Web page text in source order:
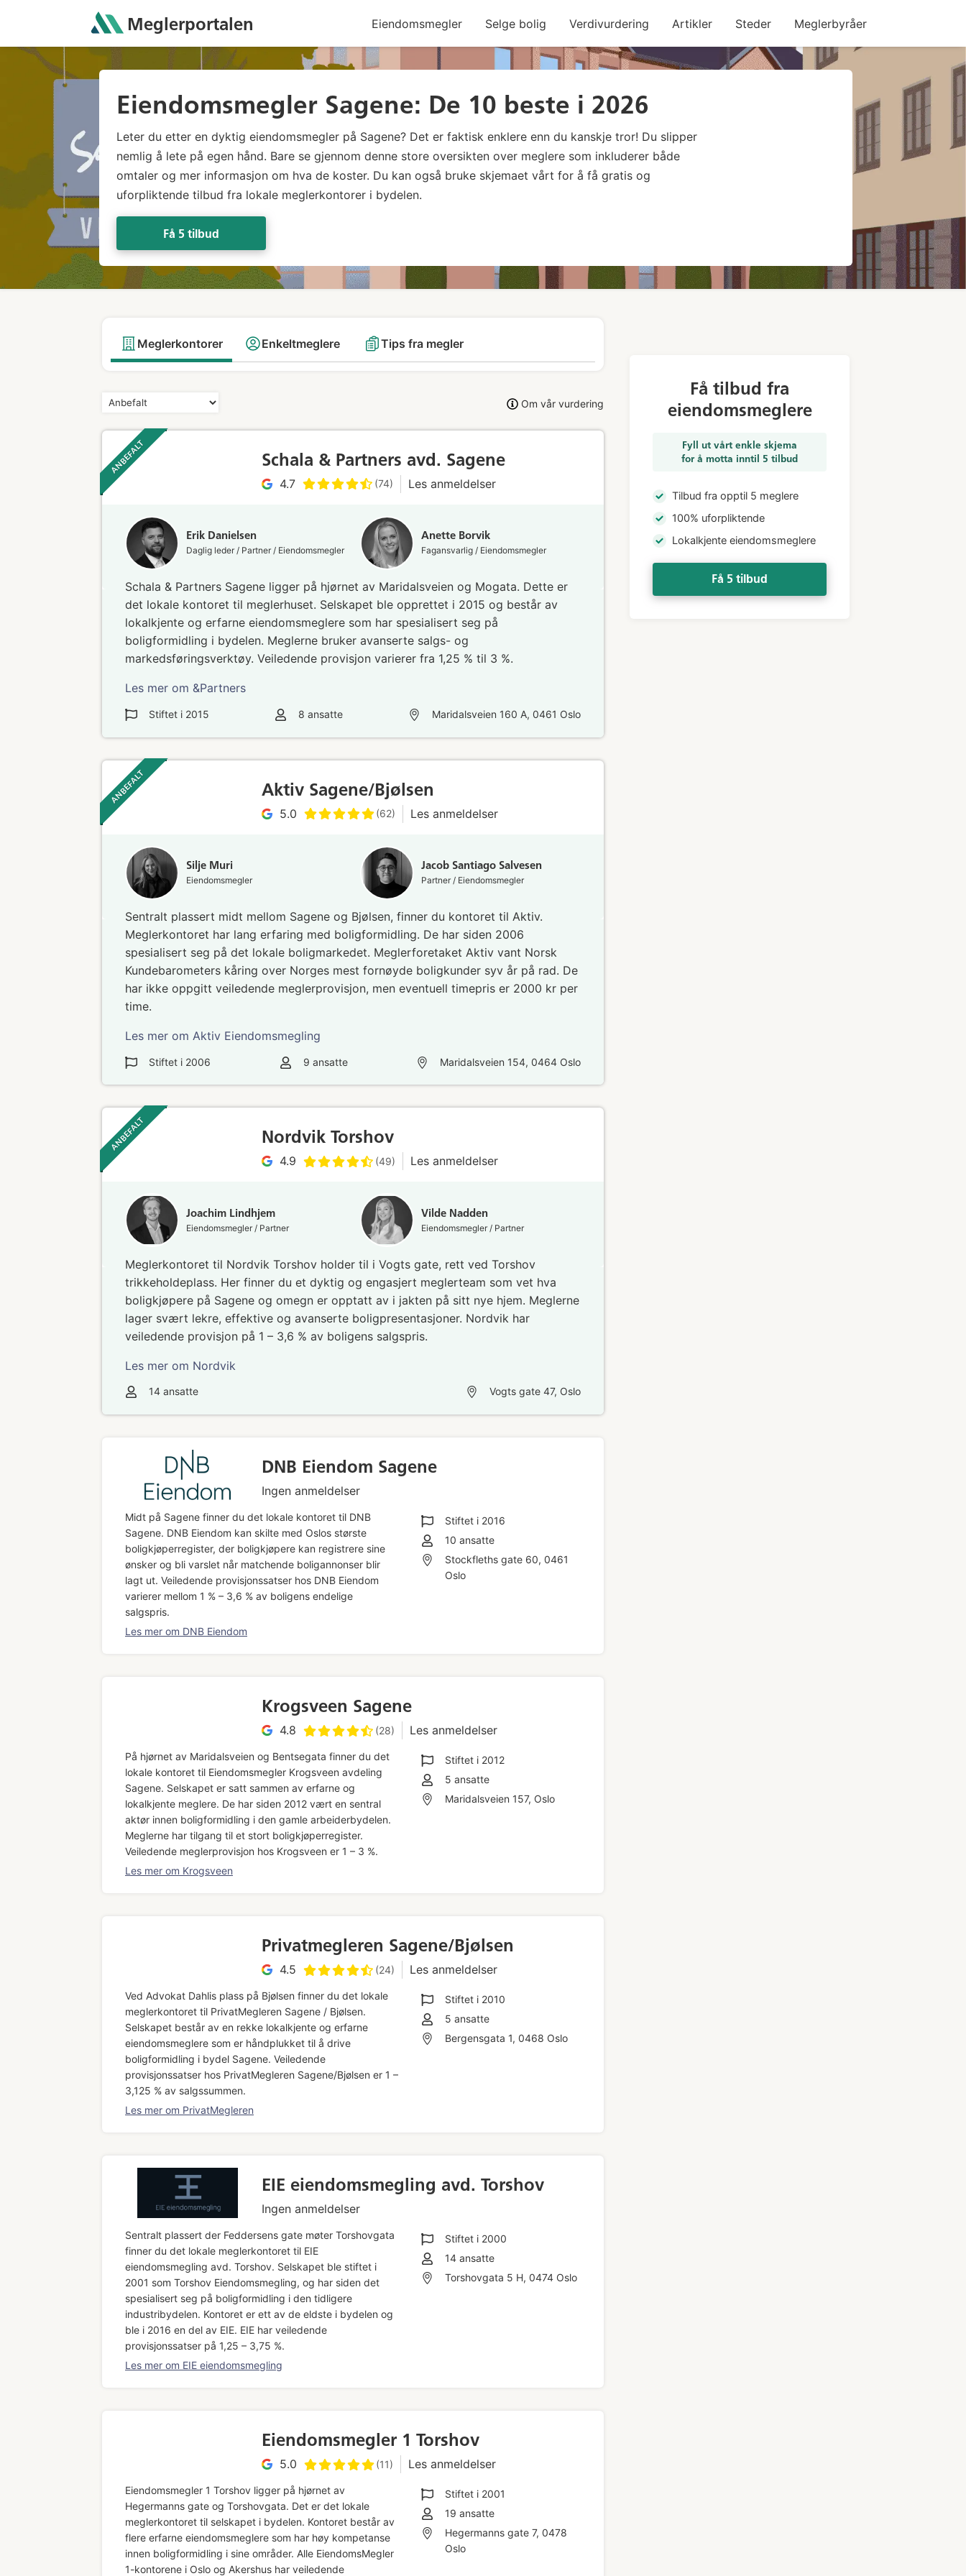
Meglerportalen Eiendomsmegler Selge bolig Verdivurdering Artikler Steder Meglerbyråer
Eiendomsmegler Sagene: De 10 beste i 2026
Leter du etter en dyktig eiendomsmegler på Sagene? Det er faktisk enklere enn du kanskje tror! Du slipper
nemlig å lete på egen hånd. Bare se gjennom denne store oversikten over meglere som inkluderer både
omtaler og mer informasjon om hva de koster. Du kan også bruke skjemaet vårt for å få gratis og
uforpliktende tilbud fra lokale meglerkontorer i bydelen.
Få 5 tilbud
Meglerkontorer Enkeltmeglere Tips fra megler
Om vår vurdering
ANBEFALT ‎ ‎ ‎ Schala & Partners avd. Sagene
4.7 (74) Les anmeldelser
Erik Danielsen
Daglig leder / Partner / Eiendomsmegler
Anette Borvik
Fagansvarlig / Eiendomsmegler
Schala & Partners Sagene ligger på hjørnet av Maridalsveien og Mogata. Dette er
det lokale kontoret til meglerhuset. Selskapet ble opprettet i 2015 og består av
lokalkjente og erfarne eiendomsmeglere som har spesialisert seg på
boligformidling i bydelen. Meglerne bruker avanserte salgs- og
markedsføringsverktøy. Veiledende provisjon varierer fra 1,25 % til 3 %.
Les mer om &Partners
Stiftet i 2015 8 ansatte Maridalsveien 160 A, 0461 Oslo
ANBEFALT ‎ ‎ ‎ Aktiv Sagene/Bjølsen
5.0 (62) Les anmeldelser
Silje Muri
Eiendomsmegler
Jacob Santiago Salvesen
Partner / Eiendomsmegler
Sentralt plassert midt mellom Sagene og Bjølsen, finner du kontoret til Aktiv.
Meglerkontoret har lang erfaring med boligformidling. De har siden 2006
spesialisert seg på det lokale boligmarkedet. Meglerforetaket Aktiv vant Norsk
Kundebarometers kåring over Norges mest fornøyde boligkunder syv år på rad. De
har ikke oppgitt veiledende meglerprovisjon, men eventuell timepris er 2000 kr per
time.
Les mer om Aktiv Eiendomsmegling
Stiftet i 2006 9 ansatte Maridalsveien 154, 0464 Oslo
ANBEFALT ‎ ‎ ‎ Nordvik Torshov
4.9 (49) Les anmeldelser
Joachim Lindhjem
Eiendomsmegler / Partner
Vilde Nadden
Eiendomsmegler / Partner
Meglerkontoret til Nordvik Torshov holder til i Vogts gate, rett ved Torshov
trikkeholdeplass. Her finner du et dyktig og engasjert meglerteam som vet hva
boligkjøpere på Sagene og omegn er opptatt av i jakten på sitt nye hjem. Meglerne
lager svært lekre, effektive og avanserte boligpresentasjoner. Nordvik har
veiledende provisjon på 1 – 3,6 % av boligens salgspris.
Les mer om Nordvik
14 ansatte Vogts gate 47, Oslo
DNB Eiendom Sagene
Ingen anmeldelser
Midt på Sagene finner du det lokale kontoret til DNB
Sagene. DNB Eiendom kan skilte med Oslos største
boligkjøperregister, der boligkjøpere kan registrere sine
ønsker og bli varslet når matchende boligannonser blir
lagt ut. Veiledende provisjonssatser hos DNB Eiendom
varierer mellom 1 % – 3,6 % av boligens endelige
salgspris.
Les mer om DNB Eiendom
Stiftet i 2016
10 ansatte
Stockfleths gate 60, 0461
Oslo
Krogsveen Sagene
4.8 (28) Les anmeldelser
På hjørnet av Maridalsveien og Bentsegata finner du det
lokale kontoret til Eiendomsmegler Krogsveen avdeling
Sagene. Selskapet er satt sammen av erfarne og
lokalkjente meglere. De har siden 2012 vært en sentral
aktør innen boligformidling i den gamle arbeiderbydelen.
Meglerne har tilgang til et stort boligkjøperregister.
Veiledende meglerprovisjon hos Krogsveen er 1 – 3 %.
Les mer om Krogsveen
Stiftet i 2012
5 ansatte
Maridalsveien 157, Oslo
Privatmegleren Sagene/Bjølsen
4.5 (24) Les anmeldelser
Ved Advokat Dahlis plass på Bjølsen finner du det lokale
meglerkontoret til PrivatMegleren Sagene / Bjølsen.
Selskapet består av en rekke lokalkjente og erfarne
eiendomsmeglere som er håndplukket til å drive
boligformidling i bydel Sagene. Veiledende
provisjonssatser hos PrivatMegleren Sagene/Bjølsen er 1 –
3,125 % av salgssummen.
Les mer om PrivatMegleren
Stiftet i 2010
5 ansatte
Bergensgata 1, 0468 Oslo
EIE eiendomsmegling avd. Torshov
Ingen anmeldelser
Sentralt plassert der Feddersens gate møter Torshovgata
finner du det lokale meglerkontoret til EIE
eiendomsmegling avd. Torshov. Selskapet ble stiftet i
2001 som Torshov Eiendomsmegling, og har siden det
spesialisert seg på boligformidling i den tidligere
industribydelen. Kontoret er ett av de eldste i bydelen og
ble i 2016 en del av EIE. EIE har veiledende
provisjonssatser på 1,25 – 3,75 %.
Les mer om EIE eiendomsmegling
Stiftet i 2000
14 ansatte
Torshovgata 5 H, 0474 Oslo
Eiendomsmegler 1 Torshov
5.0 (11) Les anmeldelser
Eiendomsmegler 1 Torshov ligger på hjørnet av
Hegermanns gate og Torshovgata. Det er det lokale
meglerkontoret til selskapet i bydelen. Kontoret består av
flere erfarne eiendomsmeglere som har høy kompetanse
innen boligformidling i sine områder. Alle EiendomsMegler
1-kontorene i Oslo og Akershus har veiledende
Stiftet i 2001
19 ansatte
Hegermanns gate 7, 0478
Oslo
Få tilbud fra
eiendomsmeglere
Fyll ut vårt enkle skjema
for å motta inntil 5 tilbud
Tilbud fra opptil 5 meglere
100% uforpliktende
Lokalkjente eiendomsmeglere
Få 5 tilbud